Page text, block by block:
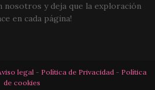
nosotros y deja que la exploración
en cada página!
legal - Política de Privacidad - Política
de cookies